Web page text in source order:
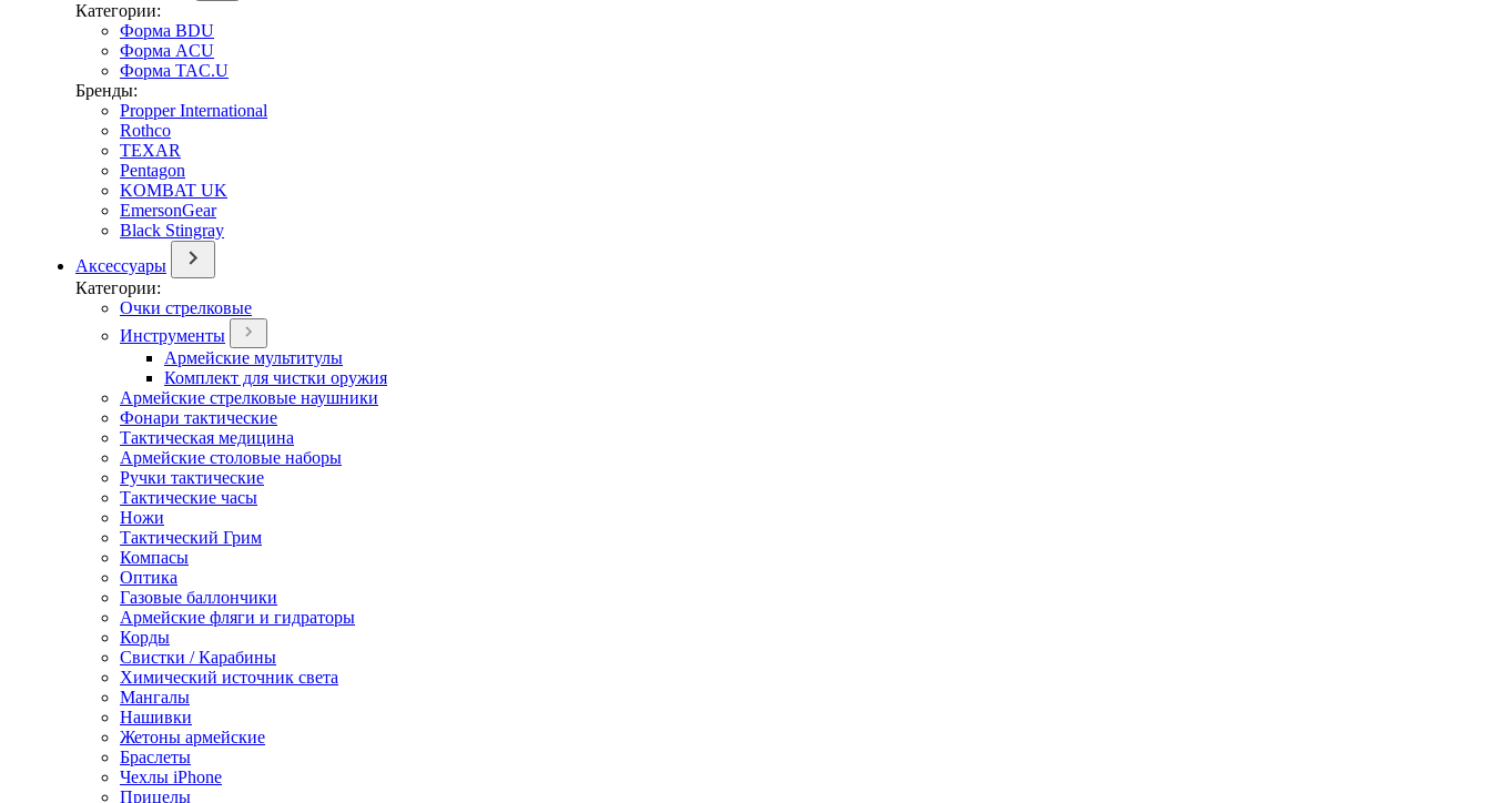
Категории:
Форма BDU
Форма ACU
Форма TAC.U
Бренды:
Propper International
Rothco
TEXAR
Pentagon
KOMBAT UK
EmersonGear
Black Stingray
Аксессуары
Категории:
Очки стрелковые
Инструменты
Армейские мультитулы
Комплект для чистки оружия
Армейские стрелковые наушники
Фонари тактические
Тактическая медицина
Армейские столовые наборы
Ручки тактические
Тактические часы
Ножи
Тактический Грим
Компасы
Оптика
Газовые баллончики
Армейские фляги и гидраторы
Корды
Свистки / Карабины
Химический источник света
Мангалы
Нашивки
Жетоны армейские
Браслеты
Чехлы iPhone
Прицелы